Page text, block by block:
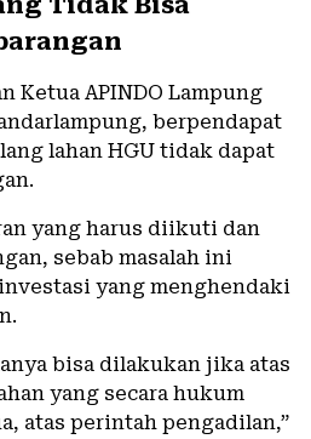
Ketua APINDO Lampung
berpendapat
lahan HGU tidak dapat
yang harus diikuti dan
sebab masalah ini
yang menghendaki
bisa dilakukan jika atas
yang secara hukum
atas perintah pengadilan,”